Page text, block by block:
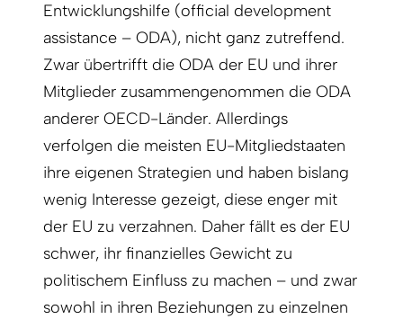
Entwicklungshilfe (official development
assistance – ODA), nicht ganz zutreffend.
Zwar übertrifft die ODA der EU und ihrer
Mitglieder zusammengenommen die ODA
anderer OECD-Länder. Allerdings
verfolgen die meisten EU-Mitgliedstaaten
ihre eigenen Strategien und haben bislang
wenig Interesse gezeigt, diese enger mit
der EU zu verzahnen. Daher fällt es der EU
schwer, ihr finanzielles Gewicht zu
politischem Einfluss zu machen – und zwar
sowohl in ihren Beziehungen zu einzelnen